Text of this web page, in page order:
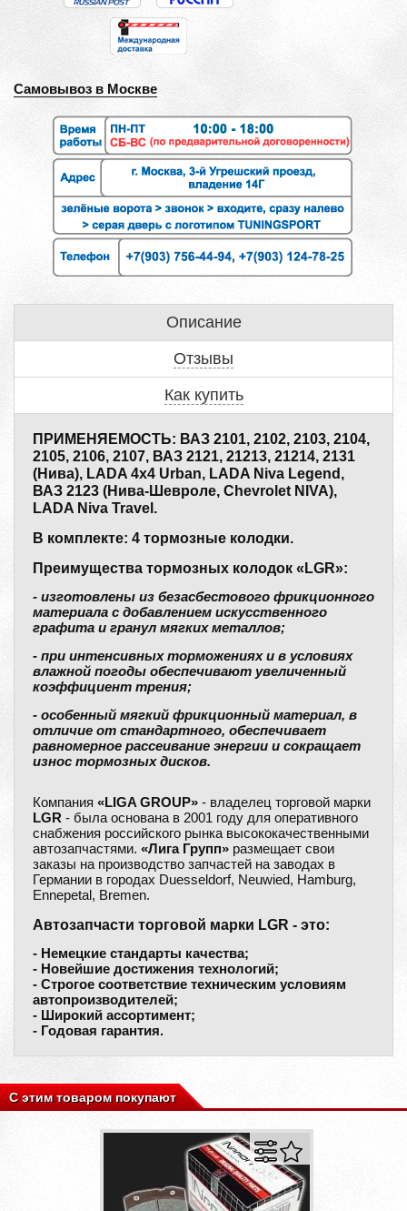
Самовывоз в Москве
Описание
Отзывы
Как купить
ПРИМЕНЯЕМОСТЬ: ВАЗ 2101, 2102, 2103, 2104,
2105, 2106, 2107, ВАЗ 2121, 21213, 21214, 2131
(Нива), LADA 4x4 Urban, LADA Niva Legend,
ВАЗ 2123 (Нива-Шевроле, Chevrolet NIVA),
LADA Niva Travel.
В комплекте: 4 тормозные колодки.
Преимущества тормозных колодок «LGR»:
- изготовлены из безасбестового фрикционного
материала с добавлением искусственного
графита и гранул мягких металлов;
- при интенсивных торможениях и в условиях
влажной погоды обеспечивают увеличенный
коэффициент трения;
- особенный мягкий фрикционный материал, в
отличие от стандартного, обеспечивает
равномерное рассеивание энергии и сокращает
износ тормозных дисков.
Компания «LIGA GROUP» - владелец торговой марки
LGR - была основана в 2001 году для оперативного
снабжения российского рынка высококачественными
автозапчастями. «Лига Групп» размещает свои
заказы на производство запчастей на заводах в
Германии в городах Duesseldorf, Neuwied, Hamburg,
Ennepetal, Bremen.
Автозапчасти торговой марки LGR - это:
- Немецкие стандарты качества;
- Новейшие достижения технологий;
- Строгое соответствие техническим условиям
автопроизводителей;
- Широкий ассортимент;
- Годовая гарантия.
С этим товаром покупают